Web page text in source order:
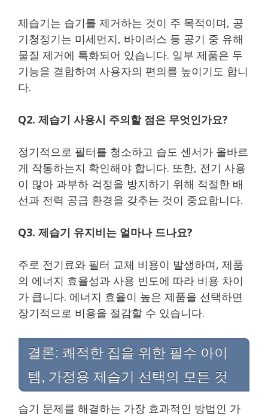
제습기는 습기를 제거하는 것이 주 목적이며, 공
기청정기는 미세먼지, 바이러스 등 공기 중 유해
물질 제거에 특화되어 있습니다. 일부 제품은 두
기능을 결합하여 사용자의 편의를 높이기도 합니
다.
Q2. 제습기 사용시 주의할 점은 무엇인가요?
정기적으로 필터를 청소하고 습도 센서가 올바르
게 작동하는지 확인해야 합니다. 또한, 전기 사용
이 많아 과부하 걱정을 방지하기 위해 적절한 배
선과 전력 공급 환경을 갖추는 것이 중요합니다.
Q3. 제습기 유지비는 얼마나 드나요?
주로 전기료와 필터 교체 비용이 발생하며, 제품
의 에너지 효율성과 사용 빈도에 따라 비용 차이
가 큽니다. 에너지 효율이 높은 제품을 선택하면
장기적으로 비용을 절감할 수 있습니다.
결론: 쾌적한 집을 위한 필수 아이
템, 가정용 제습기 선택의 모든 것
습기 문제를 해결하는 가장 효과적인 방법인 가